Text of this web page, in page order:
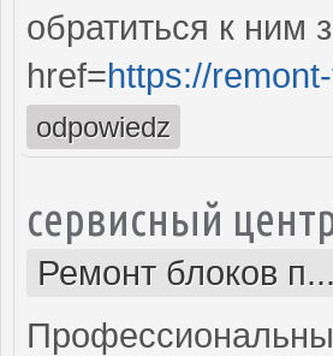
обратиться к ним
href=https://
odpowiedz
сервисный
Ремонт блоков